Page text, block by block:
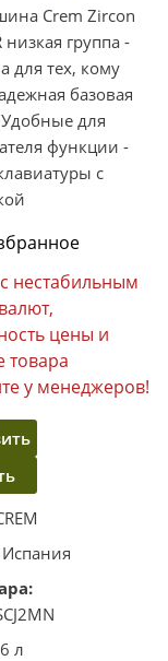
Crem Zircon
низкая группа -
для тех, кому
базовая
для
функции -
с
нестабильным
цены и
товара
у менеджеров!
Испания
6 л